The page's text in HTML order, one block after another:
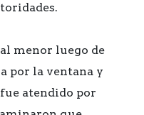
menor luego de
por la ventana y
atendido por